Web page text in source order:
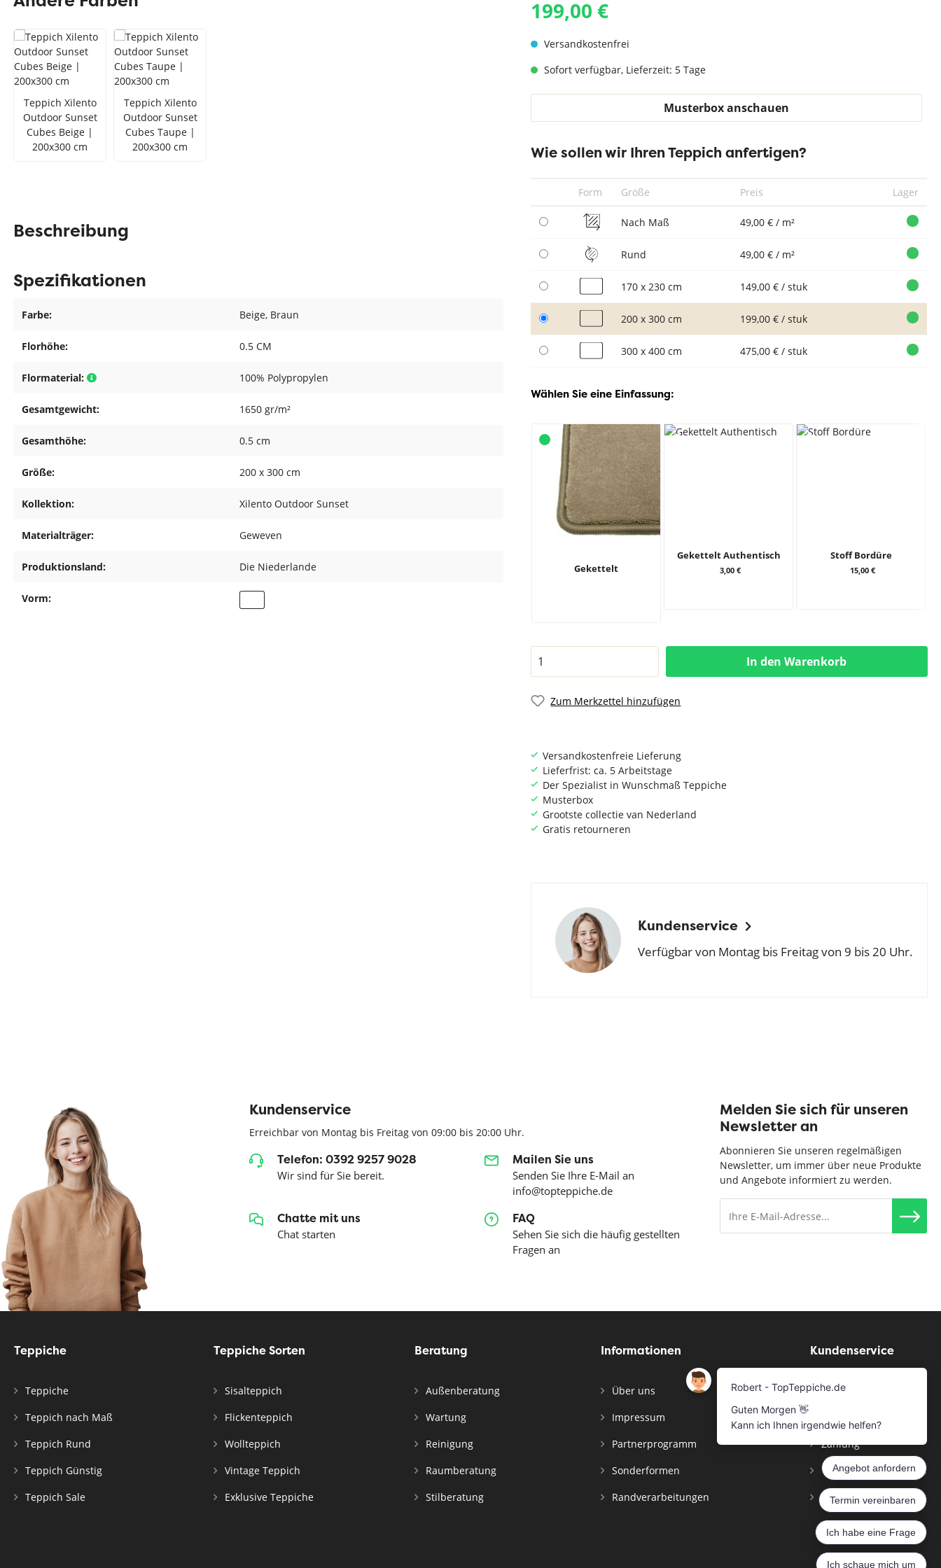
Teppich Rot Teppich Taupe
Zur Kategorie Teppich Farben
Zur Kategorie Teppich Sorten
199,00 €
Versandkostenfrei
Sofort verfügbar, Lieferzeit: 5 Tage
Musterbox anschauen
Wie sollen wir Ihren Teppich anfertigen?
Form Größe Preis Lager
Nach Maß 49,00 € / m²
Rund 49,00 € / m²
170 x 230 cm 149,00 € / stuk
200 x 300 cm 199,00 € / stuk
300 x 400 cm 475,00 € / stuk
Wählen Sie eine Einfassung:
Gekettelt
Gekettelt Authentisch
3,00 €
Stoff Bordüre
15,00 €
In den Warenkorb
Zum Merkzettel hinzufügen
Teppich Xilento
Outdoor Sunset
Cubes Beige |
200x300 cm
Teppich Xilento
Outdoor Sunset
Cubes Taupe |
200x300 cm
Versandkostenfreie Lieferung
Lieferfrist: ca. 5 Arbeitstage
Der Spezialist in Wunschmaß Teppiche
Musterbox
Grootste collectie van Nederland
Gratis retourneren
Kundenservice
Verfügbar von Montag bis Freitag von 9 bis 20 Uhr.
Beschreibung
Spezifikationen
Farbe: Beige, Braun
Florhöhe: 0.5 CM
Flormaterial: 100% Polypropylen
Gesamtgewicht: 1650 gr/m²
Gesamthöhe: 0.5 cm
Größe: 200 x 300 cm
Kollektion: Xilento Outdoor Sunset
Materialträger: Geweven
Produktionsland: Die Niederlande
Vorm:
Kundenservice
Erreichbar von Montag bis Freitag von 09:00 bis 20:00 Uhr.
Telefon: 0392 9257 9028
Wir sind für Sie bereit.
Mailen Sie uns
Senden Sie Ihre E-Mail an
info@topteppiche.de
Chatte mit uns
Chat starten
FAQ
Sehen Sie sich die häufig gestellten
Fragen an
Melden Sie sich für unseren
Newsletter an
Abonnieren Sie unseren regelmäßigen
Newsletter, um immer über neue Produkte
und Angebote informiert zu werden.
Teppiche
Teppiche
Teppich nach Maß
Teppich Rund
Teppich Günstig
Teppich Sale
Teppiche Sorten
Sisalteppich
Flickenteppich
Wollteppich
Vintage Teppich
Exklusive Teppiche
Beratung
Außenberatung
Wartung
Reinigung
Raumberatung
Stilberatung
Informationen
Über uns
Impressum
Partnerprogramm
Sonderformen
Randverarbeitungen
Kundenservice
Musterservice
Zahlung
Versandinformationen
Widerrufsbelehrung